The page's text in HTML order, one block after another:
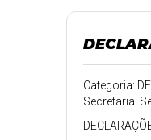
Categoria:
Secretaria: